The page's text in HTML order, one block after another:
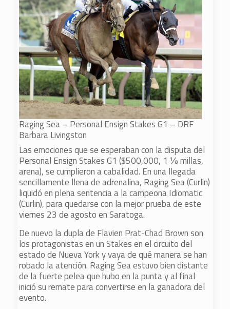
Raging Sea – Personal Ensign Stakes G1 – DRF
Barbara Livingston
Las emociones que se esperaban con la disputa del
Personal Ensign Stakes G1 ($500,000, 1 ⅛ millas,
arena), se cumplieron a cabalidad. En una llegada
sencillamente llena de adrenalina, Raging Sea (Curlin)
liquidó en plena sentencia a la campeona Idiomatic
(Curlin), para quedarse con la mejor prueba de este
viernes 23 de agosto en Saratoga.
De nuevo la dupla de Flavien Prat-Chad Brown son
los protagonistas en un Stakes en el circuito del
estado de Nueva York y vaya de qué manera se han
robado la atención. Raging Sea estuvo bien distante
de la fuerte pelea que hubo en la punta y al final
inició su remate para convertirse en la ganadora del
evento.